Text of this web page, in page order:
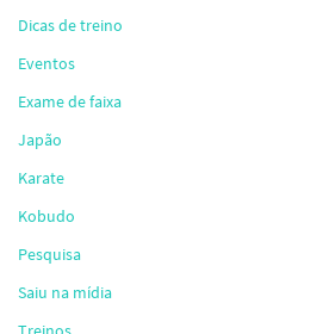
Dicas de treino
Eventos
Exame de faixa
Japão
Karate
Kobudo
Pesquisa
Saiu na mídia